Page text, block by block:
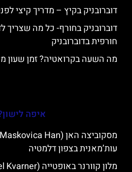
דוברובניק בקיץ – מדריך קיצי
דוברובניק בחורף- כל מה
חורפית בדוברובניק
מה השעה בקרואטיה? זמן שעון
איפה
עות’מאנית בצפון דלמטיה